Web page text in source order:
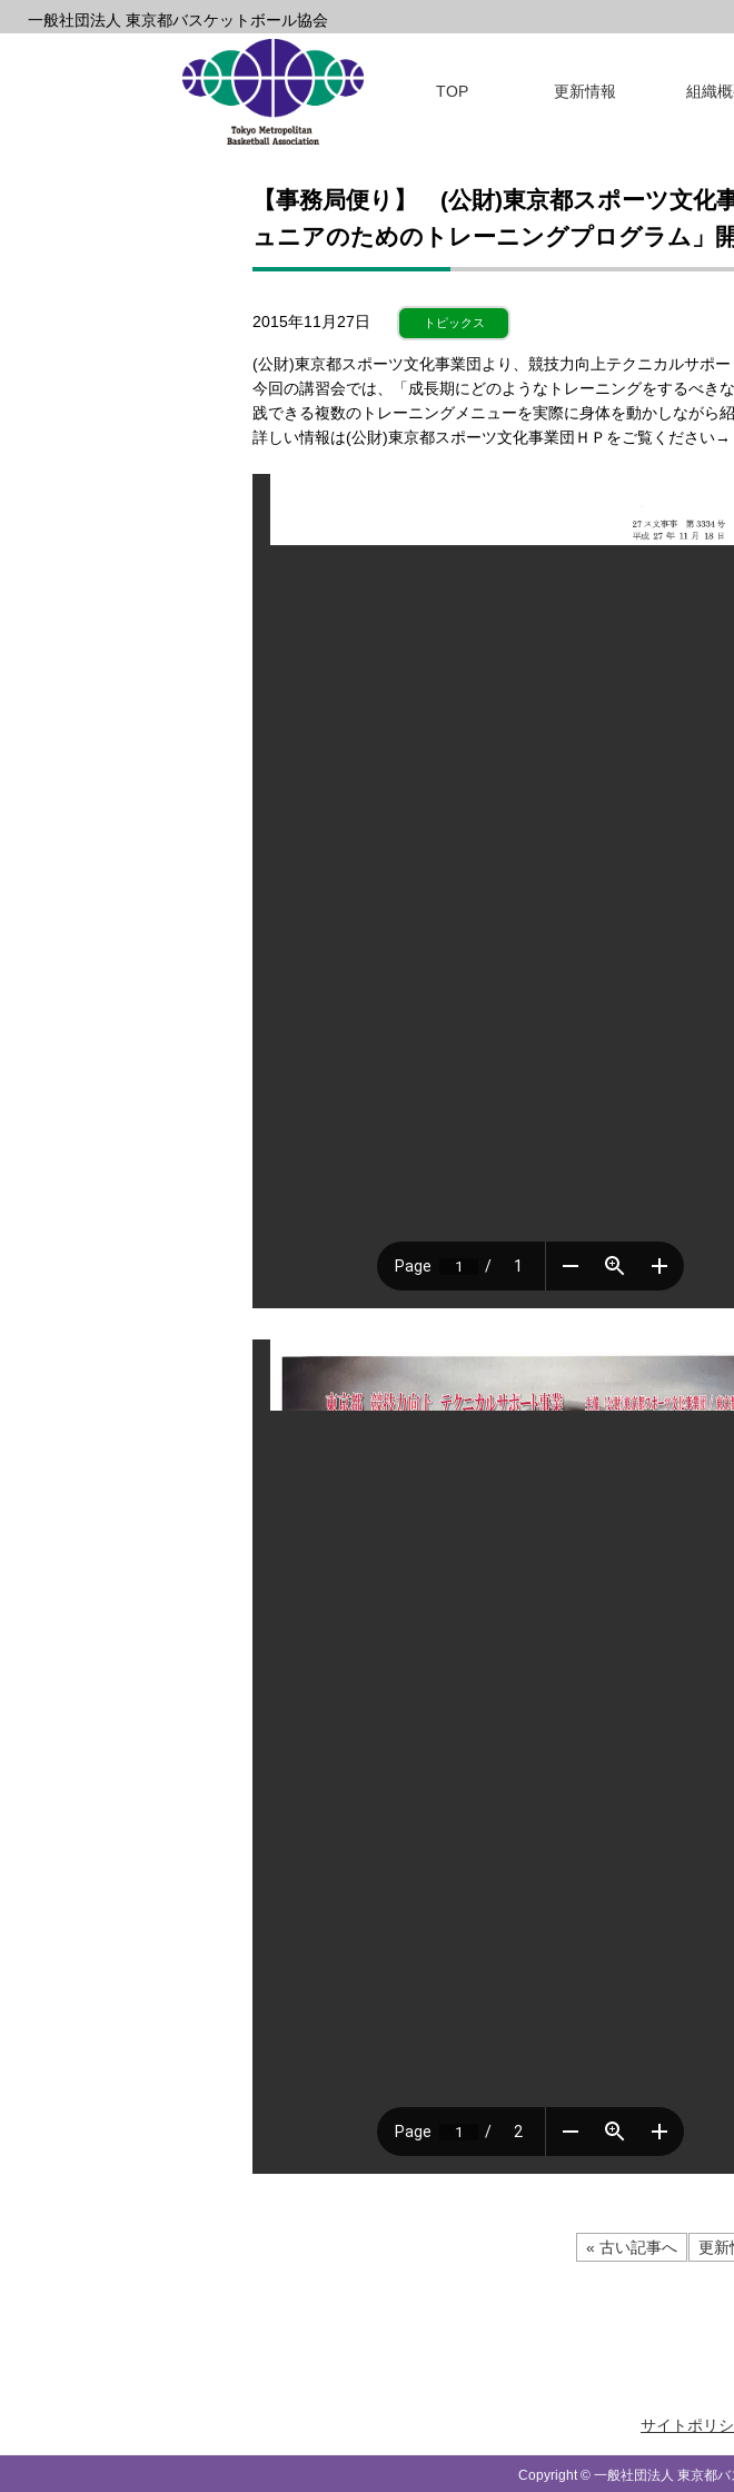
一般社団法人 東京都バスケットボール協会
TOP 更新情報 組織
【事務局便り】 (公財)東京都スポーツ文
ュニアのためのトレーニングプログラム」
2015年11月27日 トピックス
(公財)東京都スポーツ文化事業団より、競技力向上テクニカルサポ
今回の講習会では、「成長期にどのようなトレーニングをするべき
践できる複数のトレーニングメニューを実際に身体を動かしながら
詳しい情報は(公財)東京都スポーツ文化事業団ＨＰをご覧ください→
« 古い記事へ 更新
サイトポリ
Copyright © 一般社団法人 東京都